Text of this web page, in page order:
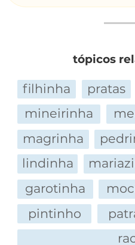
tópicos
filhinha pratas
mineirinha
magrinha
lindinha
garotinha
pintinho